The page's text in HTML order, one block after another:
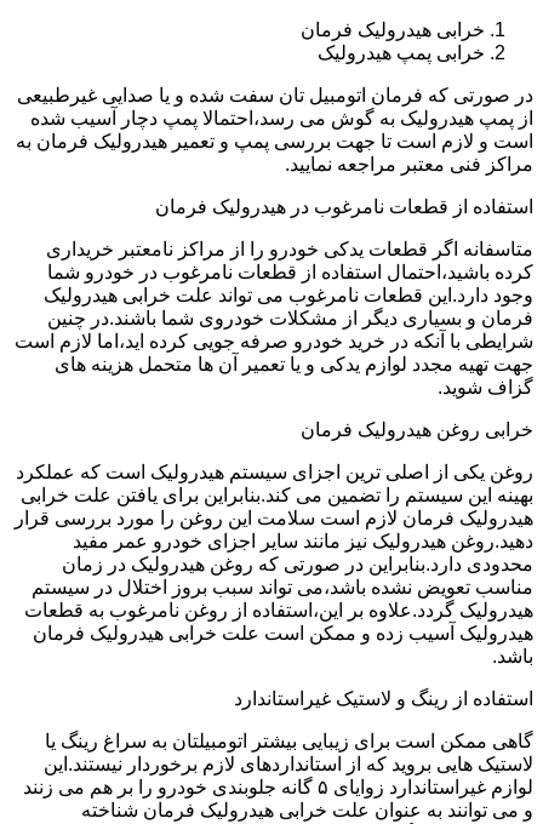
خرابی هیدرولیک فرمان
خرابی پمپ هیدرولیک
در صورتی که فرمان اتومبیل تان سفت شده و یا صدایی غیرطبیعی
از پمپ هیدرولیک به گوش می رسد،احتمالا پمپ دچار آسیب شده
است و لازم است تا جهت بررسی پمپ و تعمیر هیدرولیک فرمان به
مراکز فنی معتبر مراجعه نمایید.
استفاده از قطعات نامرغوب در هیدرولیک فرمان
متاسفانه اگر قطعات یدکی خودرو را از مراکز نامعتبر خریداری
کرده باشید،احتمال استفاده از قطعات نامرغوب در خودرو شما
وجود دارد.این قطعات نامرغوب می تواند علت خرابی هیدرولیک
فرمان و بسیاری دیگر از مشکلات خودروی شما باشند.در چنین
شرایطی با آنکه در خرید خودرو صرفه جویی کرده اید،اما لازم است
جهت تهیه مجدد لوازم یدکی و یا تعمیر آن ها متحمل هزینه های
گزاف شوید.
خرابی روغن هیدرولیک فرمان
روغن یکی از اصلی ترین اجزای سیستم هیدرولیک است که عملکرد
بهینه این سیستم را تضمین می کند.بنابراین برای یافتن علت خرابی
هیدرولیک فرمان لازم است سلامت این روغن را مورد بررسی قرار
دهید.روغن هیدرولیک نیز مانند سایر اجزای خودرو عمر مفید
محدودی دارد.بنابراین در صورتی که روغن هیدرولیک در زمان
مناسب تعویض نشده باشد،می تواند سبب بروز اختلال در سیستم
هیدرولیک گردد.علاوه بر این،استفاده از روغن نامرغوب به قطعات
هیدرولیک آسیب زده و ممکن است علت خرابی هیدرولیک فرمان
باشد.
استفاده از رینگ و لاستیک غیراستاندارد
گاهی ممکن است برای زیبایی بیشتر اتومبیلتان به سراغ رینگ یا
لاستیک هایی بروید که از استانداردهای لازم برخوردار نیستند.این
لوازم غیراستاندارد زوایای ۵ گانه جلوبندی خودرو را بر هم می زنند
و می توانند به عنوان علت خرابی هیدرولیک فرمان شناخته